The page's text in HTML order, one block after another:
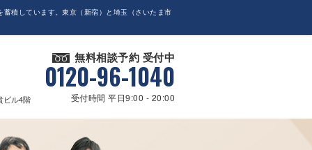
積しています。東京（新宿）と埼玉（さいたま市
ビル4階
無料相談予約 受付中
0120-96-1040
受付時間 平日9:00 - 20:00